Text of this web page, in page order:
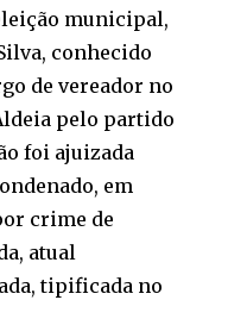
municipal,
conhecido
de vereador no
pelo partido
foi ajuizada
em
crime de
atual
tipificada no